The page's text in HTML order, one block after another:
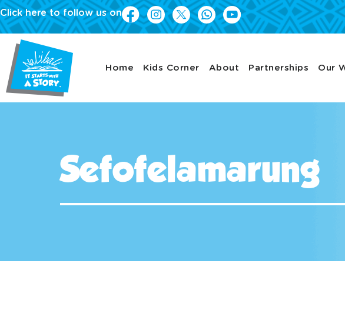
Click here to follow us on
Home Kids Corner About Partnerships Our
Sefofelamarung